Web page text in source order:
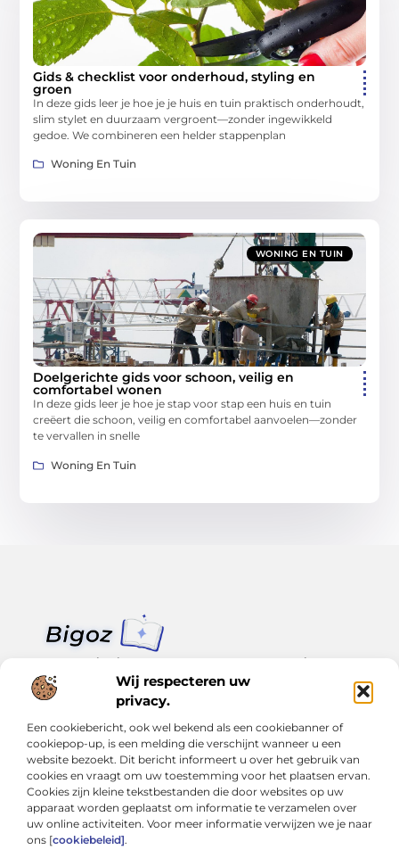
Wij respecteren uw
privacy.
Een cookiebericht, ook wel bekend als een cookiebanner of
cookiepop-up, is een melding die verschijnt wanneer u een
website bezoekt. Dit bericht informeert u over het gebruik van
cookies en vraagt om uw toestemming voor het plaatsen ervan.
Cookies zijn kleine tekstbestanden die door websites op uw
apparaat worden geplaatst om informatie te verzamelen over
uw online activiteiten. Voor meer informatie verwijzen we je naar
ons [cookiebeleid].
Gids & checklist voor onderhoud, styling en
groen
In deze gids leer je hoe je je huis en tuin praktisch onderhoudt,
slim stylet en duurzaam vergroent—zonder ingewikkeld
gedoe. We combineren een helder stappenplan
Woning En Tuin
WONING EN TUIN
Doelgerichte gids voor schoon, veilig en
comfortabel wonen
In deze gids leer je hoe je stap voor stap een huis en tuin
creëert die schoon, veilig en comfortabel aanvoelen—zonder
te vervallen in snelle
Woning En Tuin
Van klein nieuws tot grote trends – alles op Bigoz.nl.
Lees inspirerende blogs en artikelen over het dagelijks leven,
actualiteit en meer.
Bericht categorie
Onze informatie